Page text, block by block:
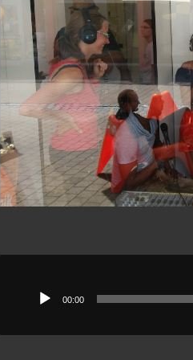
00:00